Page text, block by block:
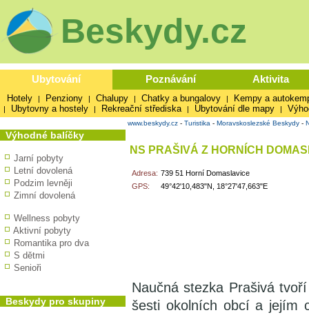
Beskydy.cz
Ubytování Poznávání Aktivita
Hotely | Penziony | Chalupy | Chatky a bungalovy | Kempy a
| Ubytovny a hostely | Rekreační střediska | Ubytování dle mapy |
Výhodné balíčky
Jarní pobyty
Letní dovolená
Podzim levněji
Zimní dovolená
Wellness pobyty
Aktivní pobyty
Romantika pro dva
S dětmi
Senioři
Beskydy pro skupiny
www.beskydy.cz - Turistika - Moravskoslezské Beskydy -
NS PRAŠIVÁ Z HORNÍCH
Adresa: 739 51 Horní Domaslavice
GPS:
49°42'10,483"N, 18°27'47,663"E
Naučná stezka Prašivá
šesti okolních obcí a jejím